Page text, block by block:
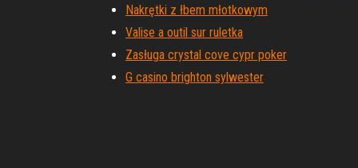
Nakrętki z łbem młotkowym
Valise a outil sur ruletka
Zasługa crystal cove cypr poker
G casino brighton sylwester